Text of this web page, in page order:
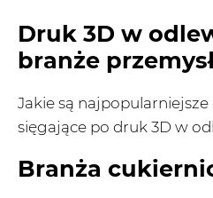
Druk 3D w
branże
Jakie są najpopularniejsze
sięgające po druk 3D w
Branża